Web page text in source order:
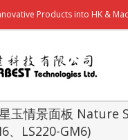
Products into HK &
玉情景面板 Nature
、LS220-GM6)